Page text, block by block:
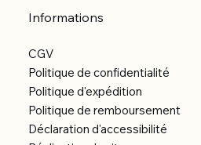
Informations
CGV
Politique de confidentialité
Politique d'expédition
Politique de remboursement
Déclaration d'accessibilité